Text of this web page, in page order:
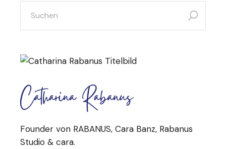
Founder von RABANUS, Cara Banz, Rabanus
Studio & cara.